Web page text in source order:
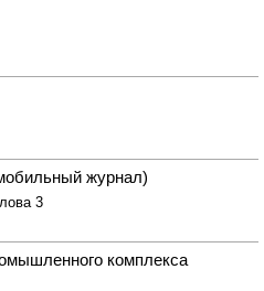
журнал)
3
комплекса